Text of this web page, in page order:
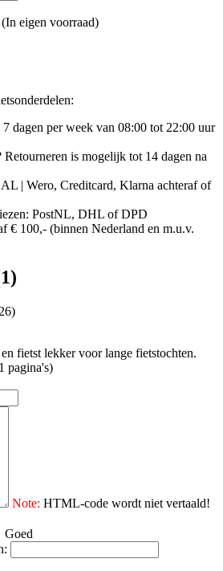
eigen voorraad)
dagen per week van 08:00 tot 22:00 uur
is mogelijk tot 14 dagen na
| Wero, Creditcard, Klarna achteraf of
PostNL, DHL of DPD
€ 100,- (binnen Nederland en m.u.v.
fietst lekker voor lange fietstochten.
pagina's)
Note: HTML-code wordt niet vertaald!
Goed